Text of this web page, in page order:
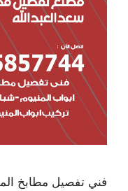
فني تفصيل مطابخ